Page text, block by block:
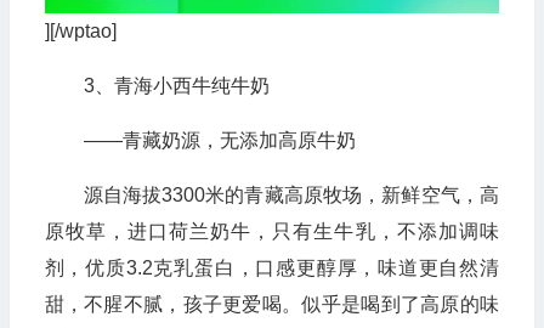
][/wptao]
3、青海小西牛纯牛奶
——青藏奶源，无添加高原牛奶
源自海拔3300米的青藏高原牧场，新鲜空气，高
原牧草，进口荷兰奶牛，只有生牛乳，不添加调味
剂，优质3.2克乳蛋白，口感更醇厚，味道更自然清
甜，不腥不腻，孩子更爱喝。似乎是喝到了高原的味